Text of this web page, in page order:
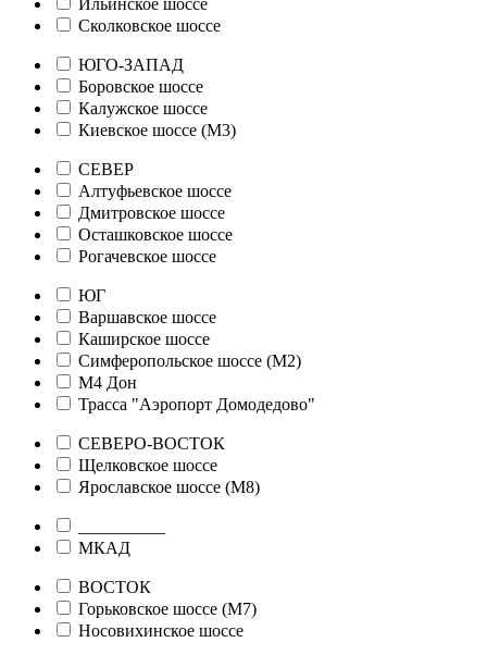
Ильинское шоссе
Сколковское шоссе
ЮГО-ЗАПАД
Боровское шоссе
Калужское шоссе
Киевское шоссе (М3)
СЕВЕР
Алтуфьевское шоссе
Дмитровское шоссе
Осташковское шоссе
Рогачевское шоссе
ЮГ
Варшавское шоссе
Каширское шоссе
Симферопольское шоссе (М2)
М4 Дон
Трасса "Аэропорт Домодедово"
СЕВЕРО-ВОСТОК
Щелковское шоссе
Ярославское шоссе (М8)
МКАД
ВОСТОК
Горьковское шоссе (М7)
Носовихинское шоссе